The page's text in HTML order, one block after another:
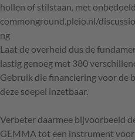
hollen of stilstaan, met
commonground.pleio.nl/
ng
Laat de overheid dus de
lastig genoeg met 380
Gebruik die financiering voor de
deze soepel inzetbaar.
Verbeter daarmee bijvoorbeeld
GEMMA tot een instrument